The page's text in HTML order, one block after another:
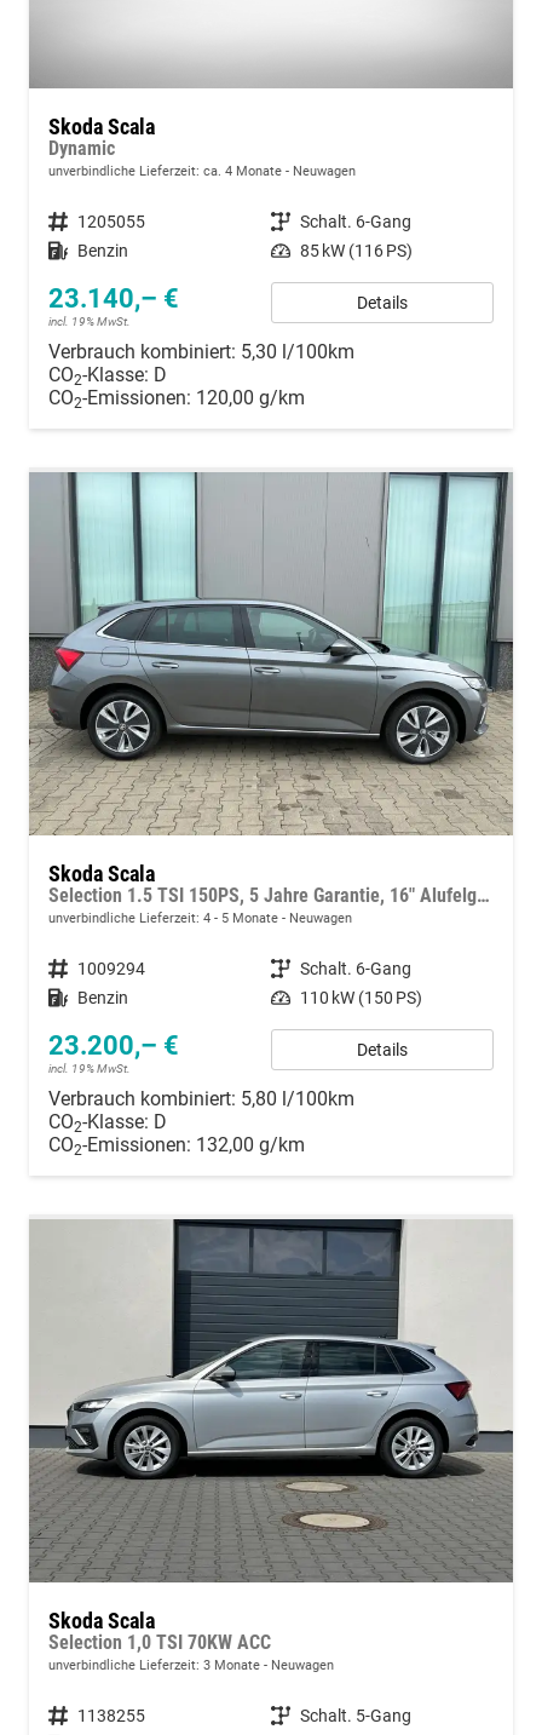
Skoda Scala
Dynamic
unverbindliche Lieferzeit: ca. 4 Monate Neuwagen
Fahrzeugnummer 1205055 Getriebe Schalt. 6-Gang
Kraftstoff Benzin Leistung 85 kW (116 PS)
23.140,– €
incl. 19% MwSt.
Details
Verbrauch kombiniert: 5,30 l/100km
CO2-Klasse: D
CO2-Emissionen: 120,00 g/km
Skoda Scala
Selection 1.5 TSI 150PS, 5 Jahre Garantie, 16" Alufelgen, Parksensoren hinten, FULL-LED-Scheinwerfer, Winter-Paket, Climatronic, NSW, Infotainment 8", Wireless SmartLink, Tempomat, M-Lederlenkrad
unverbindliche Lieferzeit: 4 - 5 Monate Neuwagen
Fahrzeugnummer 1009294 Getriebe Schalt. 6-Gang
Kraftstoff Benzin Leistung 110 kW (150 PS)
23.200,– €
incl. 19% MwSt.
Details
Verbrauch kombiniert: 5,80 l/100km
CO2-Klasse: D
CO2-Emissionen: 132,00 g/km
Skoda Scala
Selection 1,0 TSI 70KW ACC
unverbindliche Lieferzeit: 3 Monate Neuwagen
Fahrzeugnummer 1138255 Getriebe Schalt. 5-Gang